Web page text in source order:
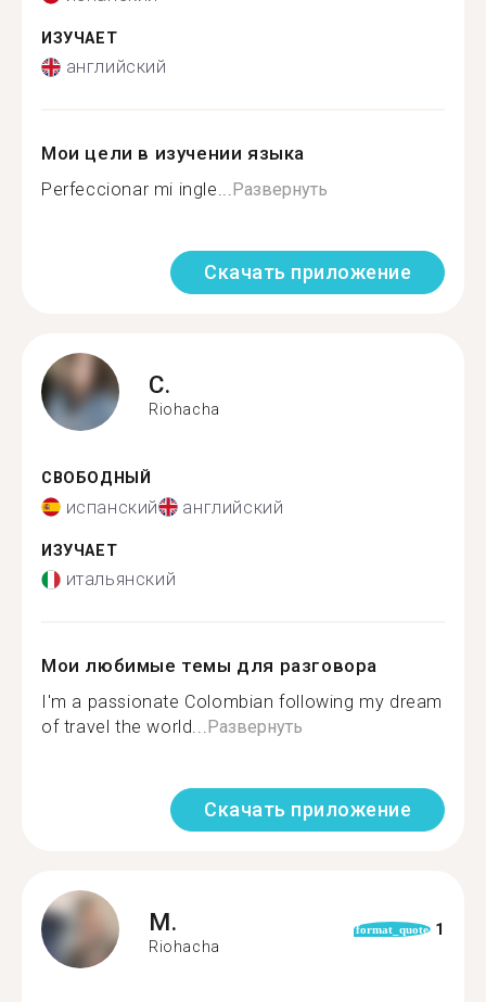
ИЗУЧАЕТ
английский
Мои цели в изучении языка
Perfeccionar mi ingle...Развернуть
Скачать приложение
C.
Riohacha
СВОБОДНЫЙ
испанский английский
ИЗУЧАЕТ
итальянский
Мои любимые темы для разговора
I'm a passionate Colombian following my dream
of travel the world...Развернуть
Скачать приложение
M.
Riohacha
format_quote 1